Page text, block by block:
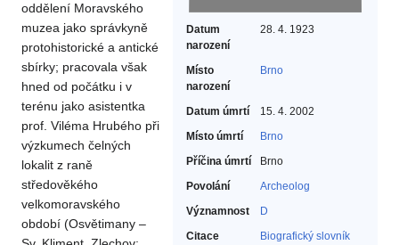
Datum
narození
28. 4. 1923
Místo
narození
Brno
Datum úmrtí
15. 4. 2002
Místo úmrtí
Brno
Příčina úmrtí
Brno
Povolání
Archeolog‎
Významnost
D
Citace
Biografický slovník
oddělení Moravského
muzea jako správkyně
protohistorické a antické
sbírky; pracovala však
hned od počátku i v
terénu jako asistentka
prof. Viléma Hrubého při
výzkumech čelných
lokalit z raně
středověkého
velkomoravského
období (Osvětimany –